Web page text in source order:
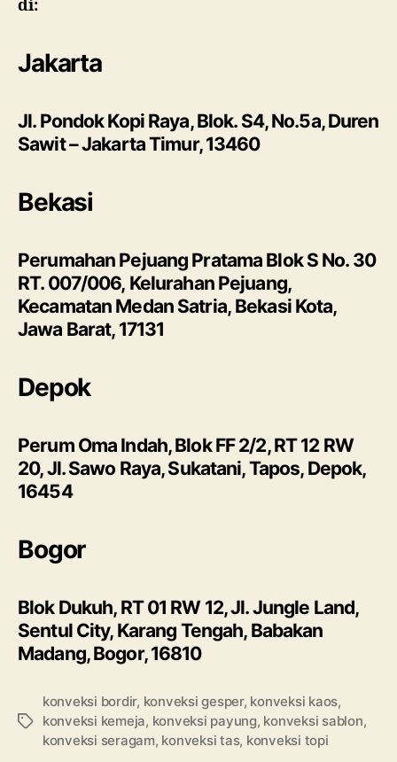
di:
Jakarta
Jl. Pondok Kopi Raya, Blok. S4, No.5a, Duren
Sawit – Jakarta Timur, 13460
Bekasi
Perumahan Pejuang Pratama Blok S No. 30
RT. 007/006, Kelurahan Pejuang,
Kecamatan Medan Satria, Bekasi Kota,
Jawa Barat, 17131
Depok
Perum Oma Indah, Blok FF 2/2, RT 12 RW
20, Jl. Sawo Raya, Sukatani, Tapos, Depok,
16454
Bogor
Blok Dukuh, RT 01 RW 12, Jl. Jungle Land,
Sentul City, Karang Tengah, Babakan
Madang, Bogor, 16810
Tags
konveksi bordir, konveksi gesper, konveksi kaos,
konveksi kemeja, konveksi payung, konveksi sablon,
konveksi seragam, konveksi tas, konveksi topi